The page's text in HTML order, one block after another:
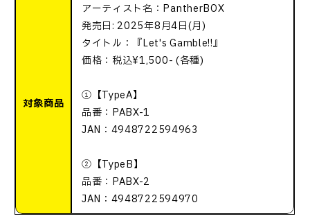
対象商品
アーティスト名：PantherBOX
発売日: 2025年8月4日(月)
タイトル：『Let's Gamble!!』
価格：税込¥1,500- (各種)
①【TypeA】
品番：PABX-1
JAN：4948722594963
②【TypeB】
品番：PABX-2
JAN：4948722594970